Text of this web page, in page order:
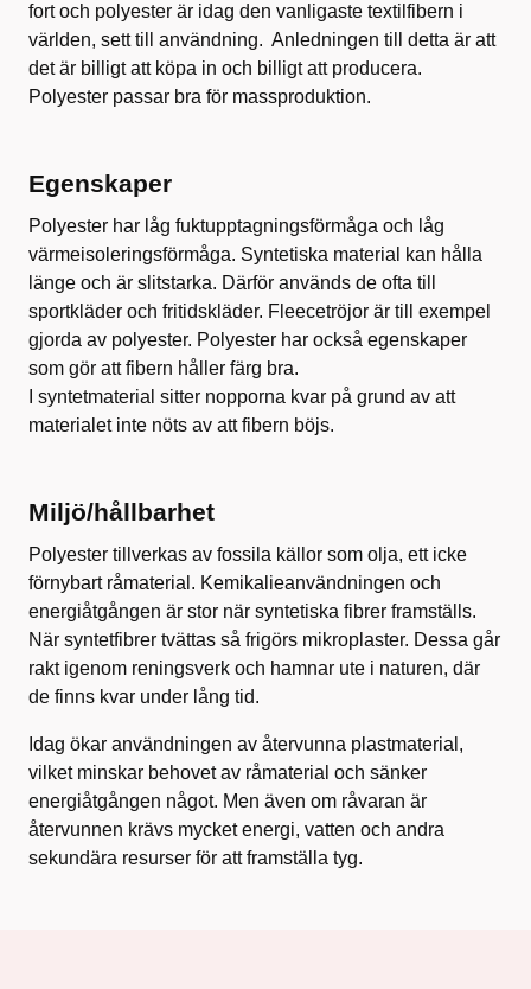
fort och polyester är idag den vanligaste textilfibern i
världen, sett till användning. Anledningen till detta är att
det är billigt att köpa in och billigt att producera.
Polyester passar bra för massproduktion.
Egenskaper
Polyester har låg fuktupptagningsförmåga och låg
värmeisoleringsförmåga. Syntetiska material kan hålla
länge och är slitstarka. Därför används de ofta till
sportkläder och fritidskläder. Fleecetröjor är till exempel
gjorda av polyester. Polyester har också egenskaper
som gör att fibern håller färg bra.
I syntetmaterial sitter nopporna kvar på grund av att
materialet inte nöts av att fibern böjs.
Miljö/hållbarhet
Polyester tillverkas av fossila källor som olja, ett icke
förnybart råmaterial. Kemikalieanvändningen och
energiåtgången är stor när syntetiska fibrer framställs.
När syntetfibrer tvättas så frigörs mikroplaster. Dessa går
rakt igenom reningsverk och hamnar ute i naturen, där
de finns kvar under lång tid.
Idag ökar användningen av återvunna plastmaterial,
vilket minskar behovet av råmaterial och sänker
energiåtgången något. Men även om råvaran är
återvunnen krävs mycket energi, vatten och andra
sekundära resurser för att framställa tyg.